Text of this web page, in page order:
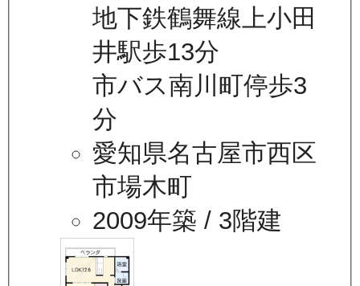
地下鉄鶴舞線上小田
井駅歩13分
市バス南川町停歩3
分
愛知県名古屋市西区
市場木町
2009年築 / 3階建